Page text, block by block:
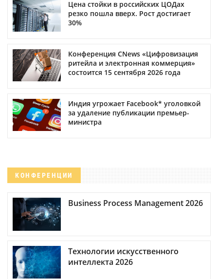
Цена стойки в российских ЦОДах
резко пошла вверх. Рост достигает
30%
Конференция CNews «Цифровизация
ритейла и электронная коммерция»
состоится 15 сентября 2026 года
Индия угрожает Facebook* уголовкой
за удаление публикации премьер-
министра
КОНФЕРЕНЦИИ
Business Process Management 2026
Технологии искусственного
интеллекта 2026